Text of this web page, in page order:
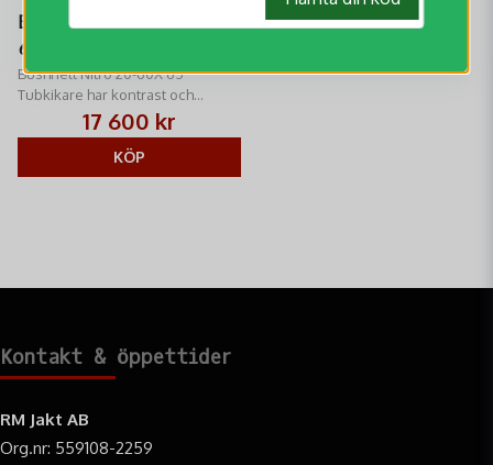
Bushnell Nitro 20-
60X 65 Tubkikare
Bushnell Nitro 20-60X 65
Tubkikare har kontrast och
upplösning i absolut toppklass
och en stor linsdiameter för en
17 600 kr
KÖP
Kontakt & öppettider
RM Jakt AB
Org.nr: 559108-2259